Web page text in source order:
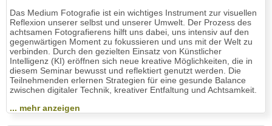
Das Medium Fotografie ist ein wichtiges Instrument zur visuellen
Reflexion unserer selbst und unserer Umwelt. Der Prozess des
achtsamen Fotografierens hilft uns dabei, uns intensiv auf den
gegenwärtigen Moment zu fokussieren und uns mit der Welt zu
verbinden. Durch den gezielten Einsatz von Künstlicher
Intelligenz (KI) eröffnen sich neue kreative Möglichkeiten, die in
diesem Seminar bewusst und reflektiert genutzt werden. Die
Teilnehmenden erlernen Strategien für eine gesunde Balance
zwischen digitaler Technik, kreativer Entfaltung und Achtsamkeit.
... mehr anzeigen